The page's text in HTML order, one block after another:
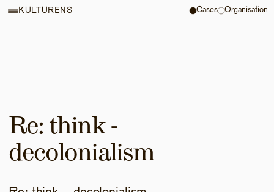
Re: think -
decolonialism
KULTURENS Cases Organisation